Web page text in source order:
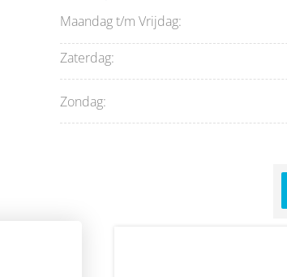
Maandag t/m Vrijdag:
Zaterdag:
Zondag: